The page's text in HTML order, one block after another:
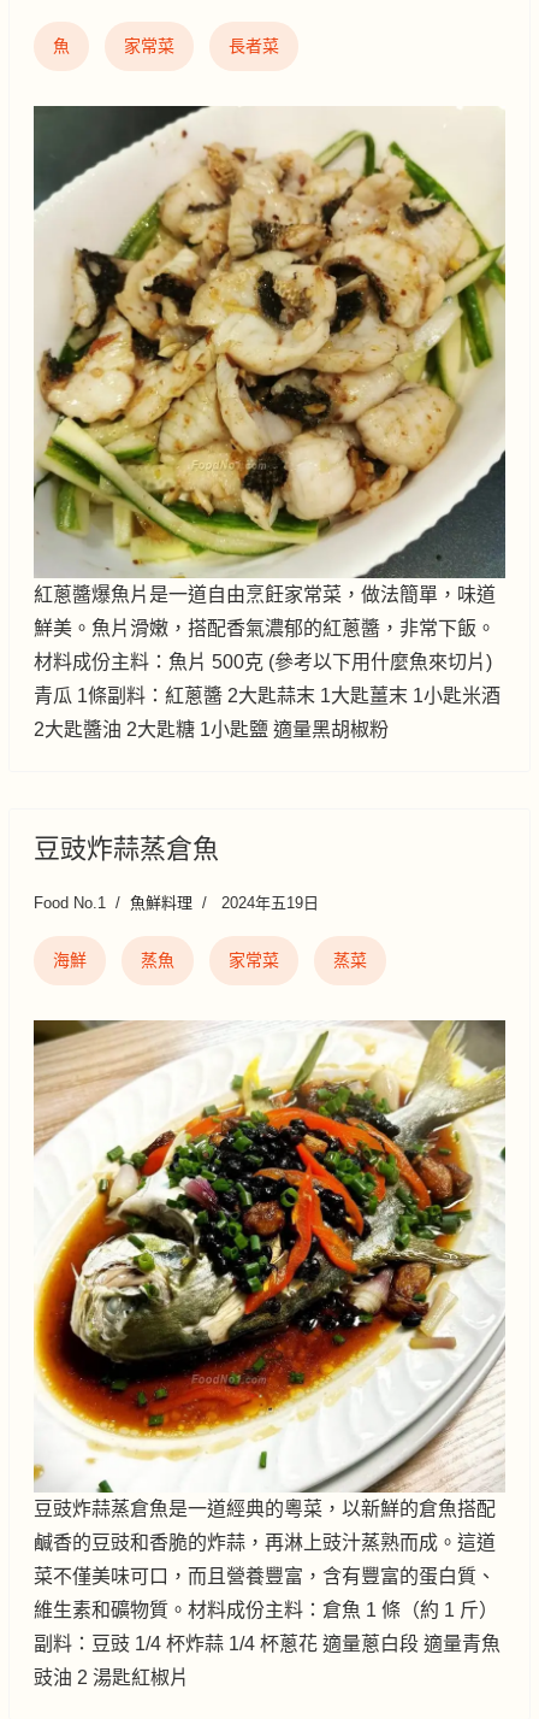
魚 家常菜 長者菜
紅蔥醬爆魚片是一道自由烹飪家常菜，做法簡單，味道
鮮美。魚片滑嫩，搭配香氣濃郁的紅蔥醬，非常下飯。
材料成份主料：魚片 500克 (參考以下用什麼魚來切片)
青瓜 1條副料：紅蔥醬 2大匙蒜末 1大匙薑末 1小匙米酒
2大匙醬油 2大匙糖 1小匙鹽 適量黑胡椒粉
豆豉炸蒜蒸倉魚
Food No.1 魚鮮料理 2024年五19日
海鮮 蒸魚 家常菜 蒸菜
豆豉炸蒜蒸倉魚是一道經典的粵菜，以新鮮的倉魚搭配
鹹香的豆豉和香脆的炸蒜，再淋上豉汁蒸熟而成。這道
菜不僅美味可口，而且營養豐富，含有豐富的蛋白質、
維生素和礦物質。材料成份主料：倉魚 1 條（約 1 斤）
副料：豆豉 1/4 杯炸蒜 1/4 杯蔥花 適量蔥白段 適量青魚
豉油 2 湯匙紅椒片